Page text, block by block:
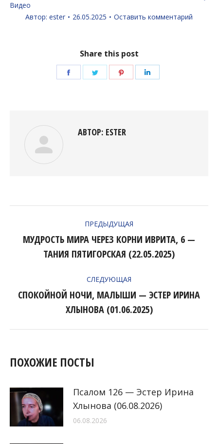
Видео
Автор: ester 26.05.2025 Оставить комментарий
Share this post
ПоделитьсяПоделитьсяПоделиться
АВТОР: ESTER
ПО
ЗАПИСЯМ
ПРЕДЫДУЩАЯ
Предыдущая
запись:
МУДРОСТЬ МИРА ЧЕРЕЗ КОРНИ ИВРИТА, 6 —
ТАНИЯ ПЯТИГОРСКАЯ (22.05.2025)
СЛЕДУЮЩАЯ
Следующая
запись:
СПОКОЙНОЙ НОЧИ, МАЛЫШИ — ЭСТЕР ИРИНА
ХЛЫНОВА (01.06.2025)
ПОХОЖИЕ ПОСТЫ
Псалом 126 — Эстер Ирина
Хлынова (06.08.2026)
06.08.2026